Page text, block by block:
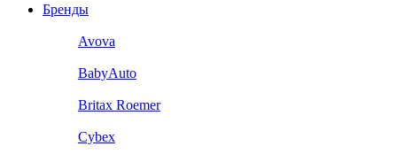
Бренды
Avova
BabyAuto
Britax Roemer
Cybex